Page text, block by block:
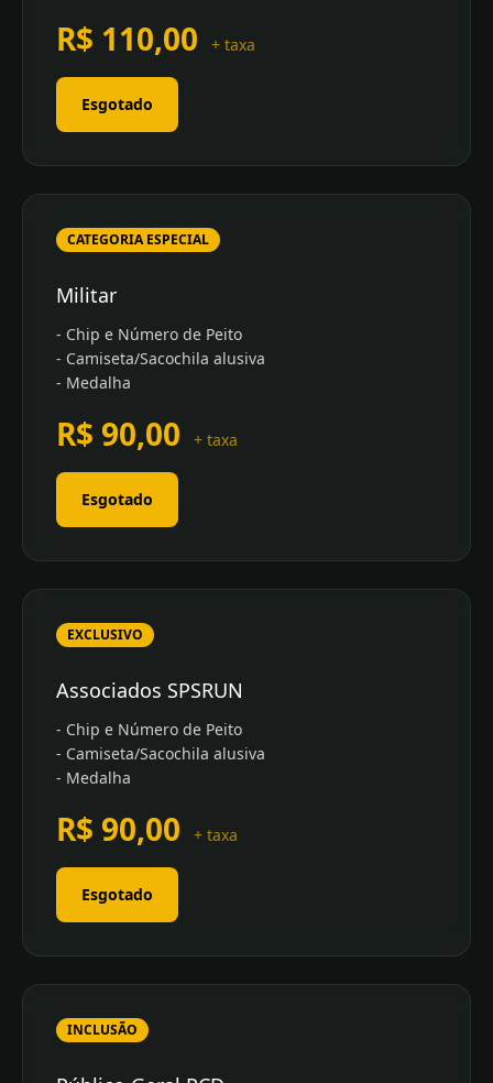
R$ 110,00 + taxa
Esgotado
CATEGORIA ESPECIAL
Militar
- Chip e Número de Peito
- Camiseta/Sacochila alusiva
- Medalha
R$ 90,00 + taxa
Esgotado
EXCLUSIVO
Associados SPSRUN
- Chip e Número de Peito
- Camiseta/Sacochila alusiva
- Medalha
R$ 90,00 + taxa
Esgotado
INCLUSÃO